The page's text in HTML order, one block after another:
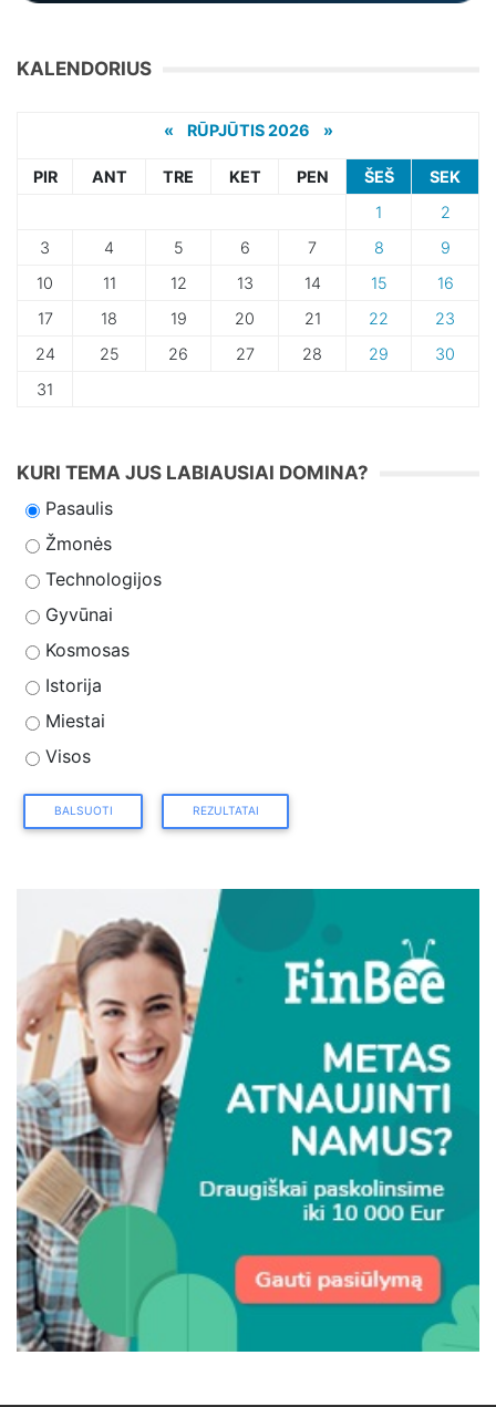
KALENDORIUS
« RŪPJŪTIS 2026 »
PIR ANT TRE KET PEN ŠEŠ
SEK
1
2
3
4 5 6 7 8
9
10
11 12 13 14 15
16
17
18 19 20 21 22
23
24
25 26 27 28 29
30
31
KURI TEMA JUS LABIAUSIAI DOMINA?
Pasaulis
Žmonės
Technologijos
Gyvūnai
Kosmosas
Istorija
Miestai
Visos
BALSUOTI REZULTATAI